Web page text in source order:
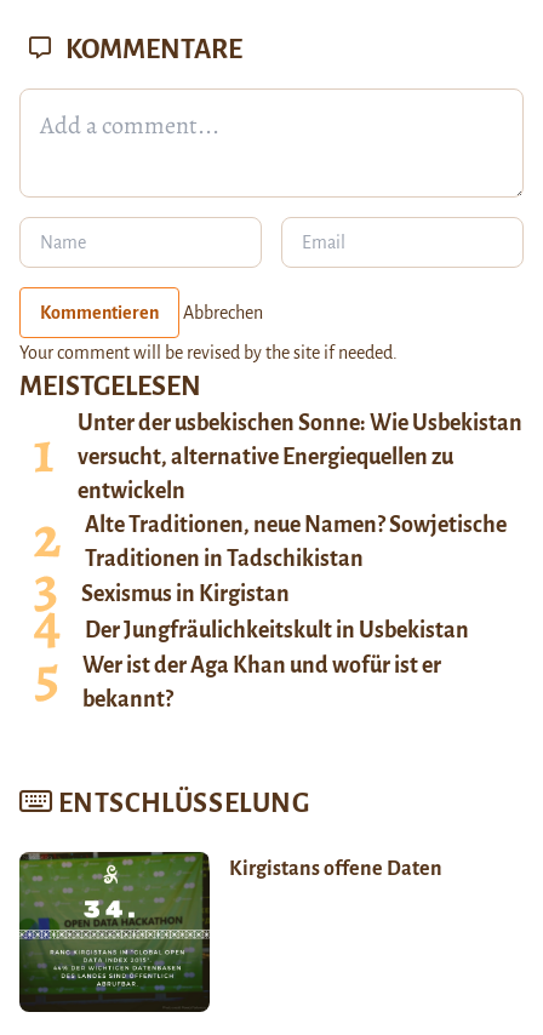
MEISTGELESEN
Unter der usbekischen Sonne: Wie Usbekistan
versucht, alternative Energiequellen zu
entwickeln
Alte Traditionen, neue Namen? Sowjetische
Traditionen in Tadschikistan
Sexismus in Kirgistan
Der Jungfräulichkeitskult in Usbekistan
Wer ist der Aga Khan und wofür ist er
bekannt?
ENTSCHLÜSSELUNG
Kirgistans offene Daten
KOMMENTARE
Kommentieren Abbrechen
Your comment will be revised by the site if needed.